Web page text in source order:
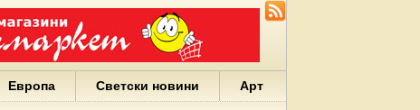
Европа Светски новини Арт